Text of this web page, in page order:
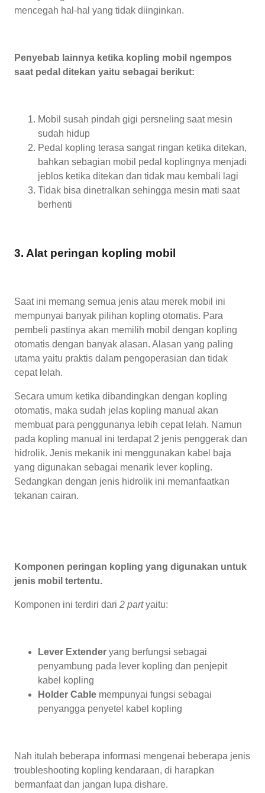
mencegah hal-hal yang tidak diinginkan.
Penyebab lainnya ketika kopling mobil ngempos
saat pedal ditekan yaitu sebagai berikut:
Mobil susah pindah gigi persneling saat mesin
sudah hidup
Pedal kopling terasa sangat ringan ketika ditekan,
bahkan sebagian mobil pedal koplingnya menjadi
jeblos ketika ditekan dan tidak mau kembali lagi
Tidak bisa dinetralkan sehingga mesin mati saat
berhenti
3. Alat peringan kopling mobil
Saat ini memang semua jenis atau merek mobil ini
mempunyai banyak pilihan kopling otomatis. Para
pembeli pastinya akan memilih mobil dengan kopling
otomatis dengan banyak alasan. Alasan yang paling
utama yaitu praktis dalam pengoperasian dan tidak
cepat lelah.
Secara umum ketika dibandingkan dengan kopling
otomatis, maka sudah jelas kopling manual akan
membuat para penggunanya lebih cepat lelah. Namun
pada kopling manual ini terdapat 2 jenis penggerak dan
hidrolik. Jenis mekanik ini menggunakan kabel baja
yang digunakan sebagai menarik lever kopling.
Sedangkan dengan jenis hidrolik ini memanfaatkan
tekanan cairan.
Komponen peringan kopling yang digunakan untuk
jenis mobil tertentu.
Komponen ini terdiri dari 2 partyaitu:
Lever Extender yang berfungsi sebagai
penyambung pada lever kopling dan penjepit
kabel kopling
Holder Cable mempunyai fungsi sebagai
penyangga penyetel kabel kopling
Nah itulah beberapa informasi mengenai beberapa jenis
troubleshooting kopling kendaraan, di harapkan
bermanfaat dan jangan lupa dishare.